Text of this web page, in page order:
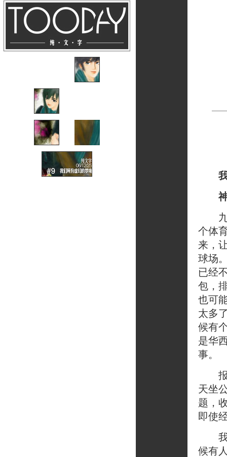
神
九
个体
来，
球场
已经
包，
也可
太多
候有
是华
事。
报
天坐
题，
即使
我
候有